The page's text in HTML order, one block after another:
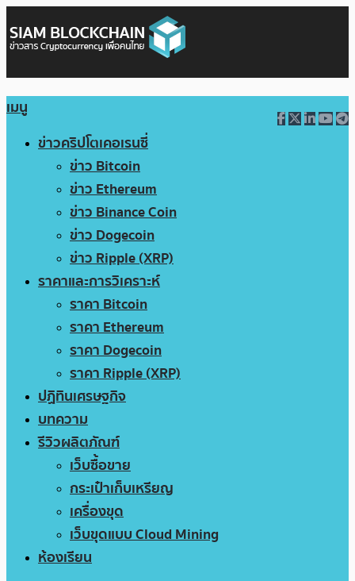
เมนู
ข่าวคริปโตเคอเรนซี่
ข่าว Bitcoin
ข่าว Ethereum
ข่าว Binance Coin
ข่าว Dogecoin
ข่าว Ripple (XRP)
ราคาและการวิเคราะห์
ราคา Bitcoin
ราคา Ethereum
ราคา Dogecoin
ราคา Ripple (XRP)
ปฏิทินเศรษฐกิจ
บทความ
รีวิวผลิตภัณฑ์
เว็บซื้อขาย
กระเป๋าเก็บเหรียญ
เครื่องขุด
เว็บขุดแบบ Cloud Mining
ห้องเรียน